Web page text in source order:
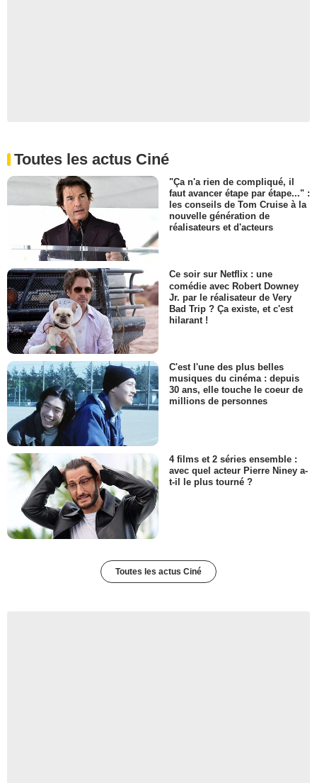
Toutes les actus Ciné
"Ça n'a rien de compliqué, il
faut avancer étape par étape..." :
les conseils de Tom Cruise à la
nouvelle génération de
réalisateurs et d'acteurs
Ce soir sur Netflix : une
comédie avec Robert Downey
Jr. par le réalisateur de Very
Bad Trip ? Ça existe, et c'est
hilarant !
C'est l'une des plus belles
musiques du cinéma : depuis
30 ans, elle touche le coeur de
millions de personnes
4 films et 2 séries ensemble :
avec quel acteur Pierre Niney a-
t-il le plus tourné ?
Toutes les actus Ciné